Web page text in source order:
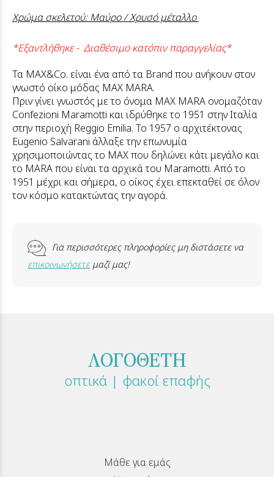
Χρώμα σκελετού: Μαύρο / Χρυσό μέταλλο
*Εξαντλήθηκε - Διαθέσιμο κατόπιν παραγγελίας*
Τα MAX&Co. είναι ένα από τα Brand που ανήκουν στον
γνωστό οίκο μόδας MAX MARA.
Πριν γίνει γνωστός με το όνομα MAX MARA ονομαζόταν
Confezioni Maramotti και ιδρύθηκε το 1951 στην Ιταλία
στην περιοχή Reggio Emilia. Το 1957 ο αρχιτέκτονας
Eugenio Salvarani άλλαξε την επωνυμία
χρησιμοποιώντας το MAX που δηλώνει κάτι μεγάλο και
το MARA που είναι τα αρχικά του Maramotti. Από το
1951 μέχρι και σήμερα, ο οίκος έχει επεκταθεί σε όλον
τον κόσμο κατακτώντας την αγορά.
Για περισσότερες πληροφορίες μη διστάσετε να
επικοινωνήσετεμαζί μας!
ΛΟΓΟΘΕΤΗ
οπτικά | φακοί επαφής
Μάθε για εμάς